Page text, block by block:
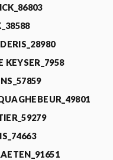
KEYSER_7958